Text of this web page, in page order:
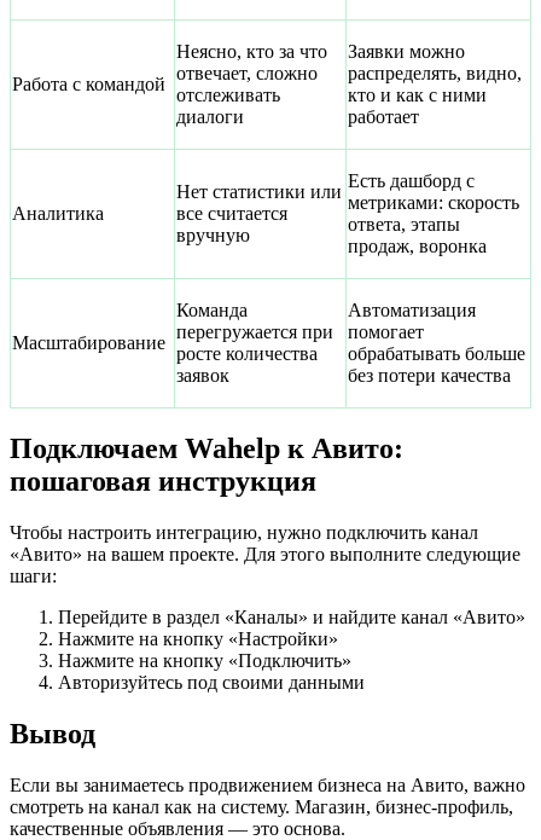
Работа с командой
Неясно, кто за что
отвечает, сложно
отслеживать
диалоги
Заявки можно
распределять, видно,
кто и как с ними
работает
Аналитика
Нет статистики или
все считается
вручную
Есть дашборд с
метриками: скорость
ответа, этапы
продаж, воронка
Масштабирование
Команда
перегружается при
росте количества
заявок
Автоматизация
помогает
обрабатывать больше
без потери качества
Подключаем Wahelp к Авито:
пошаговая инструкция
Чтобы настроить интеграцию, нужно подключить канал
«Авито» на вашем проекте. Для этого выполните следующие
шаги:
Перейдите в раздел «Каналы» и найдите канал «Авито»
Нажмите на кнопку «Настройки»
Нажмите на кнопку «Подключить»
Авторизуйтесь под своими данными
Вывод
Если вы занимаетесь продвижением бизнеса на Авито, важно
смотреть на канал как на систему. Магазин, бизнес-профиль,
качественные объявления — это основа.